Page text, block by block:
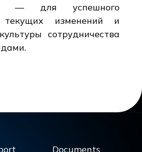
— для успешного
текущих изменений и
сотрудничества
Documents